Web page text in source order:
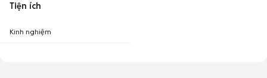
Tiện ích
Kinh nghiệm